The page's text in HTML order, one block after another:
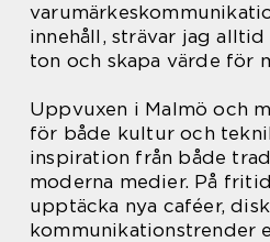
innehåll, strävar jag
ton och skapa värde för
Uppvuxen i Malmö och
för både kultur och
inspiration från både
moderna medier. På
upptäcka nya caféer,
kommunikationstrender